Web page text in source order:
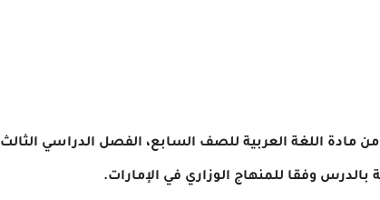
في هذا الموضوع نقدم لكم حل درس النصوص حولنا 3 من مادة اللغة العربية للصف السابع، الفصل الدراسي الثالث